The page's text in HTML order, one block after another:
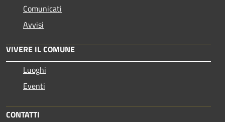
Comunicati
Avvisi
VIVERE IL COMUNE
Luoghi
Eventi
CONTATTI